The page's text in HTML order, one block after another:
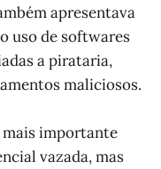
apresentava
uso de softwares
a pirataria,
maliciosos.
importante
vazada, mas